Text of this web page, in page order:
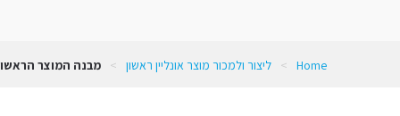
Home
> ליצור ולמכור מוצר אונליין ראשון > מבנה המוצר